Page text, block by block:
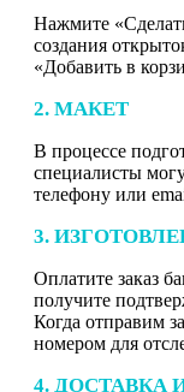
Нажмите
создания
«Добавить в
2. МАКЕТ
В процессе
специалисты
телефону или
3.
Оплатите заказ
получите
Когда отправим
номером для
4. ДОСТАВКА